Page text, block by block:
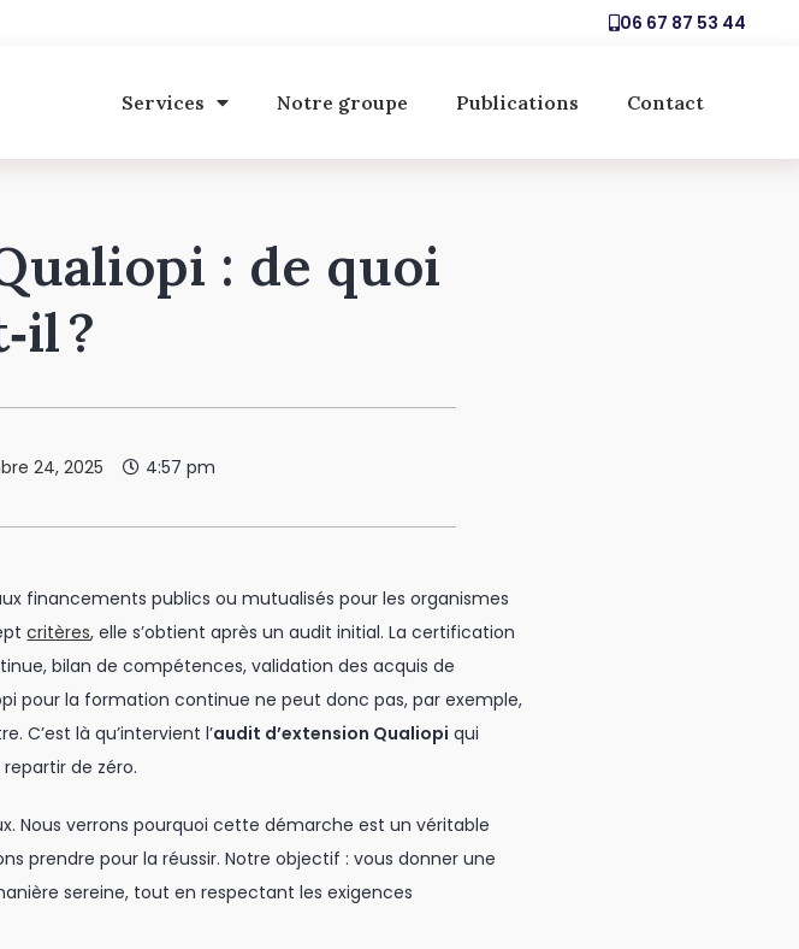
06 67 87 53 44
Services Notre groupe Publications Contact
: de quoi
?
24, 2025 4:57 pm
financements publics ou mutualisés pour les organismes
critères, elle s’obtient après un audit initial. La certification
bilan de compétences, validation des acquis de
pour la formation continue ne peut donc pas, par exemple,
C’est là qu’intervient l’audit d’extension Qualiopi qui
de zéro.
Nous verrons pourquoi cette démarche est un véritable
prendre pour la réussir. Notre objectif : vous donner une
sereine, tout en respectant les exigences